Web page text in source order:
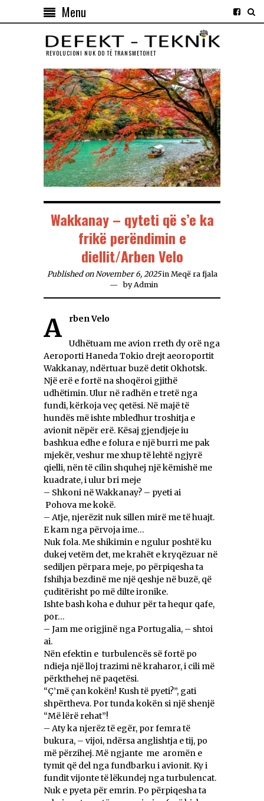
Menu
REVOLUCIONI NUK DO TЁ TRANSMETOHET
Wakkanay – qyteti që s’e ka
frikë perëndimin e
diellit/Arben Velo
Published on November 6, 2025 in Meqë ra fjala
byAdmin
Arben Velo
Udhëtuam me avion rreth dy orë nga
Aeroporti Haneda Tokio drejt aeoroportit
Wakkanay, ndërtuar buzë detit Okhotsk.
Një erë e fortë na shoqëroi gjithë
udhëtimin. Ulur në radhën e tretë nga
fundi, kërkoja veç qetësi. Në majë të
hundës më ishte mbledhur troshitja e
avionit nëpër erë. Kësaj gjendjeje iu
bashkua edhe e folura e një burri me pak
mjekër, veshur me xhup të lehtë ngjyrë
qielli, nën të cilin shquhej një këmishë me
kuadrate, i ulur bri meje
– Shkoni në Wakkanay? – pyeti ai
Pohova me kokë.
– Atje, njerëzit nuk sillen mirë me të huajt.
E kam nga përvoja ime…
Nuk fola. Me shikimin e ngulur poshtë ku
dukej vetëm det, me krahët e kryqëzuar në
sediljen përpara meje, po përpiqesha ta
fshihja bezdinë me një qeshje në buzë, që
çuditërisht po më dilte ironike.
Ishte bash koha e duhur për ta hequr qafe,
por…
– Jam me origjinë nga Portugalia, – shtoi
ai.
Nën efektin e turbulencës së fortë po
ndieja një lloj trazimi në kraharor, i cili më
përkthehej në paqetësi.
“Ç’më çan kokën! Kush të pyeti?”, gati
shpërtheva. Por tunda kokën si një shenjë
“Më lërë rehat”!
– Aty ka njerëz të egër, por femra të
bukura, – vijoi, ndërsa anglishtja e tij, po
më përzihej. Më ngjante me aromën e
tymit që del nga fundbarku i avionit. Ky i
fundit vijonte të lëkundej nga turbulencat.
Nuk e pyeta për emrin. Po përpiqesha ta